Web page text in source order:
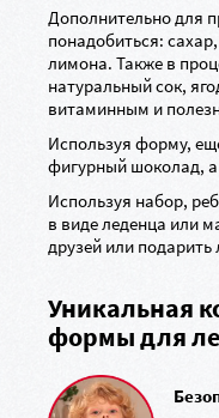
Дополнительно для
понадобиться:
лимона. Также в
натуральный сок,
витаминным и
Используя форму,
фигурный шоколад, а
Используя набор,
в виде леденца или
друзей или подарить
Уникальная
формы для